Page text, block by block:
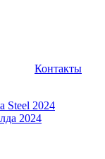
Контакты
Steel 2024
2024